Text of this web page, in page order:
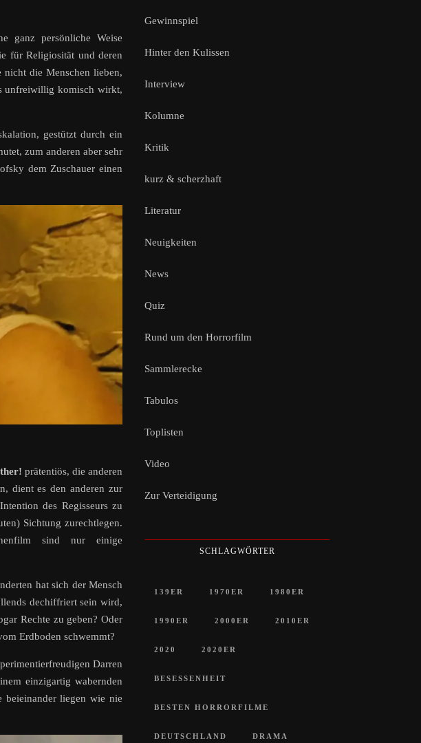
ganz persönliche Weise
für Religiosität und deren
nicht die Menschen lieben,
unfreiwillig komisch wirkt,
gestützt durch ein
zum anderen aber sehr
dem Zuschauer einen
prätentiös, die anderen
dient es den anderen zur
des Regisseurs zu
Sichtung zurechtlegen.
sind nur einige
hat sich der Mensch
dechiffriert sein wird,
Rechte zu geben? Oder
Erdboden schwemmt?
Darren
einzigartig wabernden
beieinander liegen wie nie
Gewinnspiel
Hinter den Kulissen
Interview
Kolumne
Kritik
kurz & scherzhaft
Literatur
Neuigkeiten
News
Quiz
Rund um den Horrorfilm
Sammlerecke
Tabulos
Toplisten
Video
Zur Verteidigung
SCHLAGWÖRTER
139ER 1970ER 1980ER
1990ER 2000ER 2010ER
2020 2020ER
BESESSENHEIT
BESTEN HORRORFILME
DEUTSCHLAND DRAMA